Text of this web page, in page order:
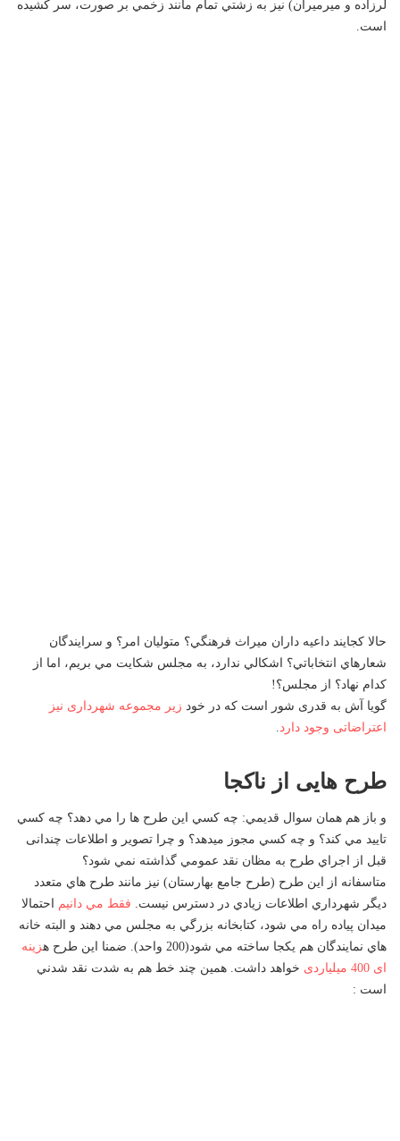
لرزاده و ميرميران) نيز به زشتي تمام مانند زخمي بر صورت، سر كشيده
است.
حالا كجايند داعيه داران ميراث فرهنگي؟ متوليان امر؟ و سرايندگان
شعارهاي انتخاباتي؟ اشكالي ندارد، به مجلس شكايت مي بريم، اما از
كدام نهاد؟ از مجلس؟!
گویا آش به قدری شور است که در خود زیر مجموعه شهرداری نیز
اعتراضاتی وجود دارد
طرح هایی از ناکجا
و باز هم همان سوال قديمي: چه كسي اين طرح ها را مي دهد؟ چه كسي
تاييد مي كند؟ و چه كسي مجوز ميدهد؟ و چرا تصوير و اطلاعات چندانی
قبل از اجراي طرح به مظان نقد عمومي گذاشته نمي شود؟
متاسفانه از اين طرح (طرح جامع بهارستان) نيز مانند طرح هاي متعدد
ديگر شهرداري اطلاعات زيادي در دسترس نيست.
فقط مي دانيم احتمالا
ميدان پياده راه مي شود، كتابخانه بزرگي به مجلس مي دهند و البته خانه
هاي نمايندگان هم يكجا ساخته مي شود(200 واحد). ضمنا این طرح ه
زینه
ای 400 میلیاردی
خواهد داشت. همين چند خط هم به شدت نقد شدني
است :